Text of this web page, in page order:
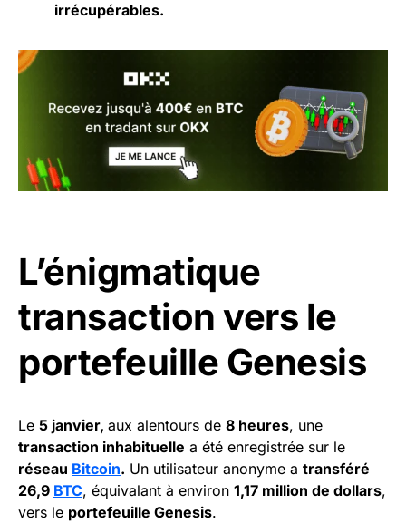
irrécupérables.
L’énigmatique
transaction vers le
portefeuille Genesis
Le 5 janvier, aux alentours de 8 heures, une
transaction inhabituelle a été enregistrée sur le
réseau Bitcoin. Un utilisateur anonyme a transféré
26,9 BTC, équivalant à environ 1,17 million de dollars,
vers le portefeuille Genesis.